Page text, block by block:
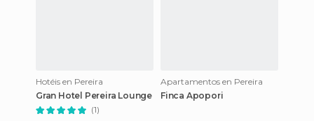
Hotéis en Pereira
Gran Hotel Pereira Lounge
(1)
Apartamentos en Pereira
Finca Apopori